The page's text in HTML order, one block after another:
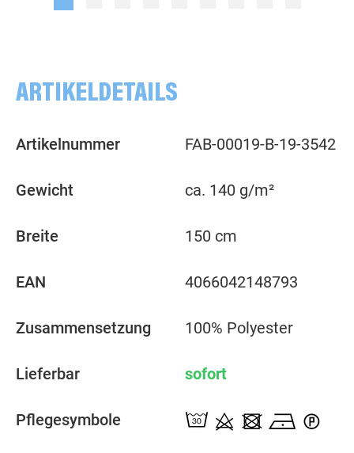
ARTIKELDETAILS
Artikelnummer FAB-00019-B-19-3542
Gewicht ca. 140 g/m²
Breite 150 cm
EAN 4066042148793
Zusammensetzung 100% Polyester
Lieferbar sofort
Pflegesymbole